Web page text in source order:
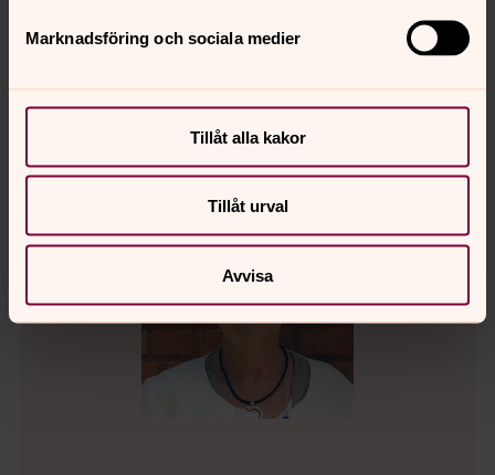
Marknadsföring och sociala medier
Tillåt alla kakor
Tillåt urval
Avvisa
Direkt:031-731 58 44Mobil:073-748 21 16
mikael.holmlund@svenskakyrkan.se